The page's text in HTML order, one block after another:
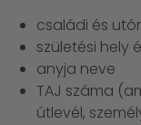
családi és
születési hely
anyja neve
TAJ száma
útlevél,